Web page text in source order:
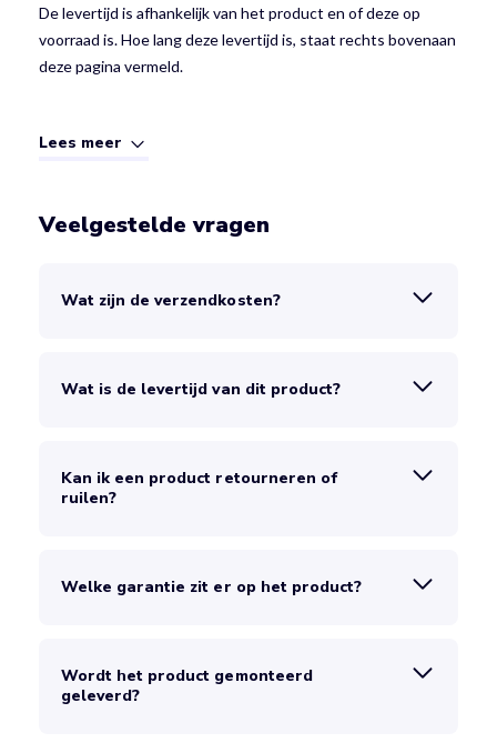
De levertijd is afhankelijk van het product en of deze op
voorraad is. Hoe lang deze levertijd is, staat rechts bovenaan
deze pagina vermeld.
Lees meer
Veelgestelde vragen
Wat zijn de verzendkosten?
Wat is de levertijd van dit product?
Kan ik een product retourneren of
ruilen?
Welke garantie zit er op het product?
Wordt het product gemonteerd
geleverd?